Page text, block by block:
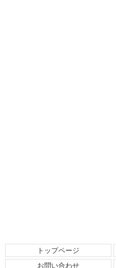
トップページ
お問い合わせ